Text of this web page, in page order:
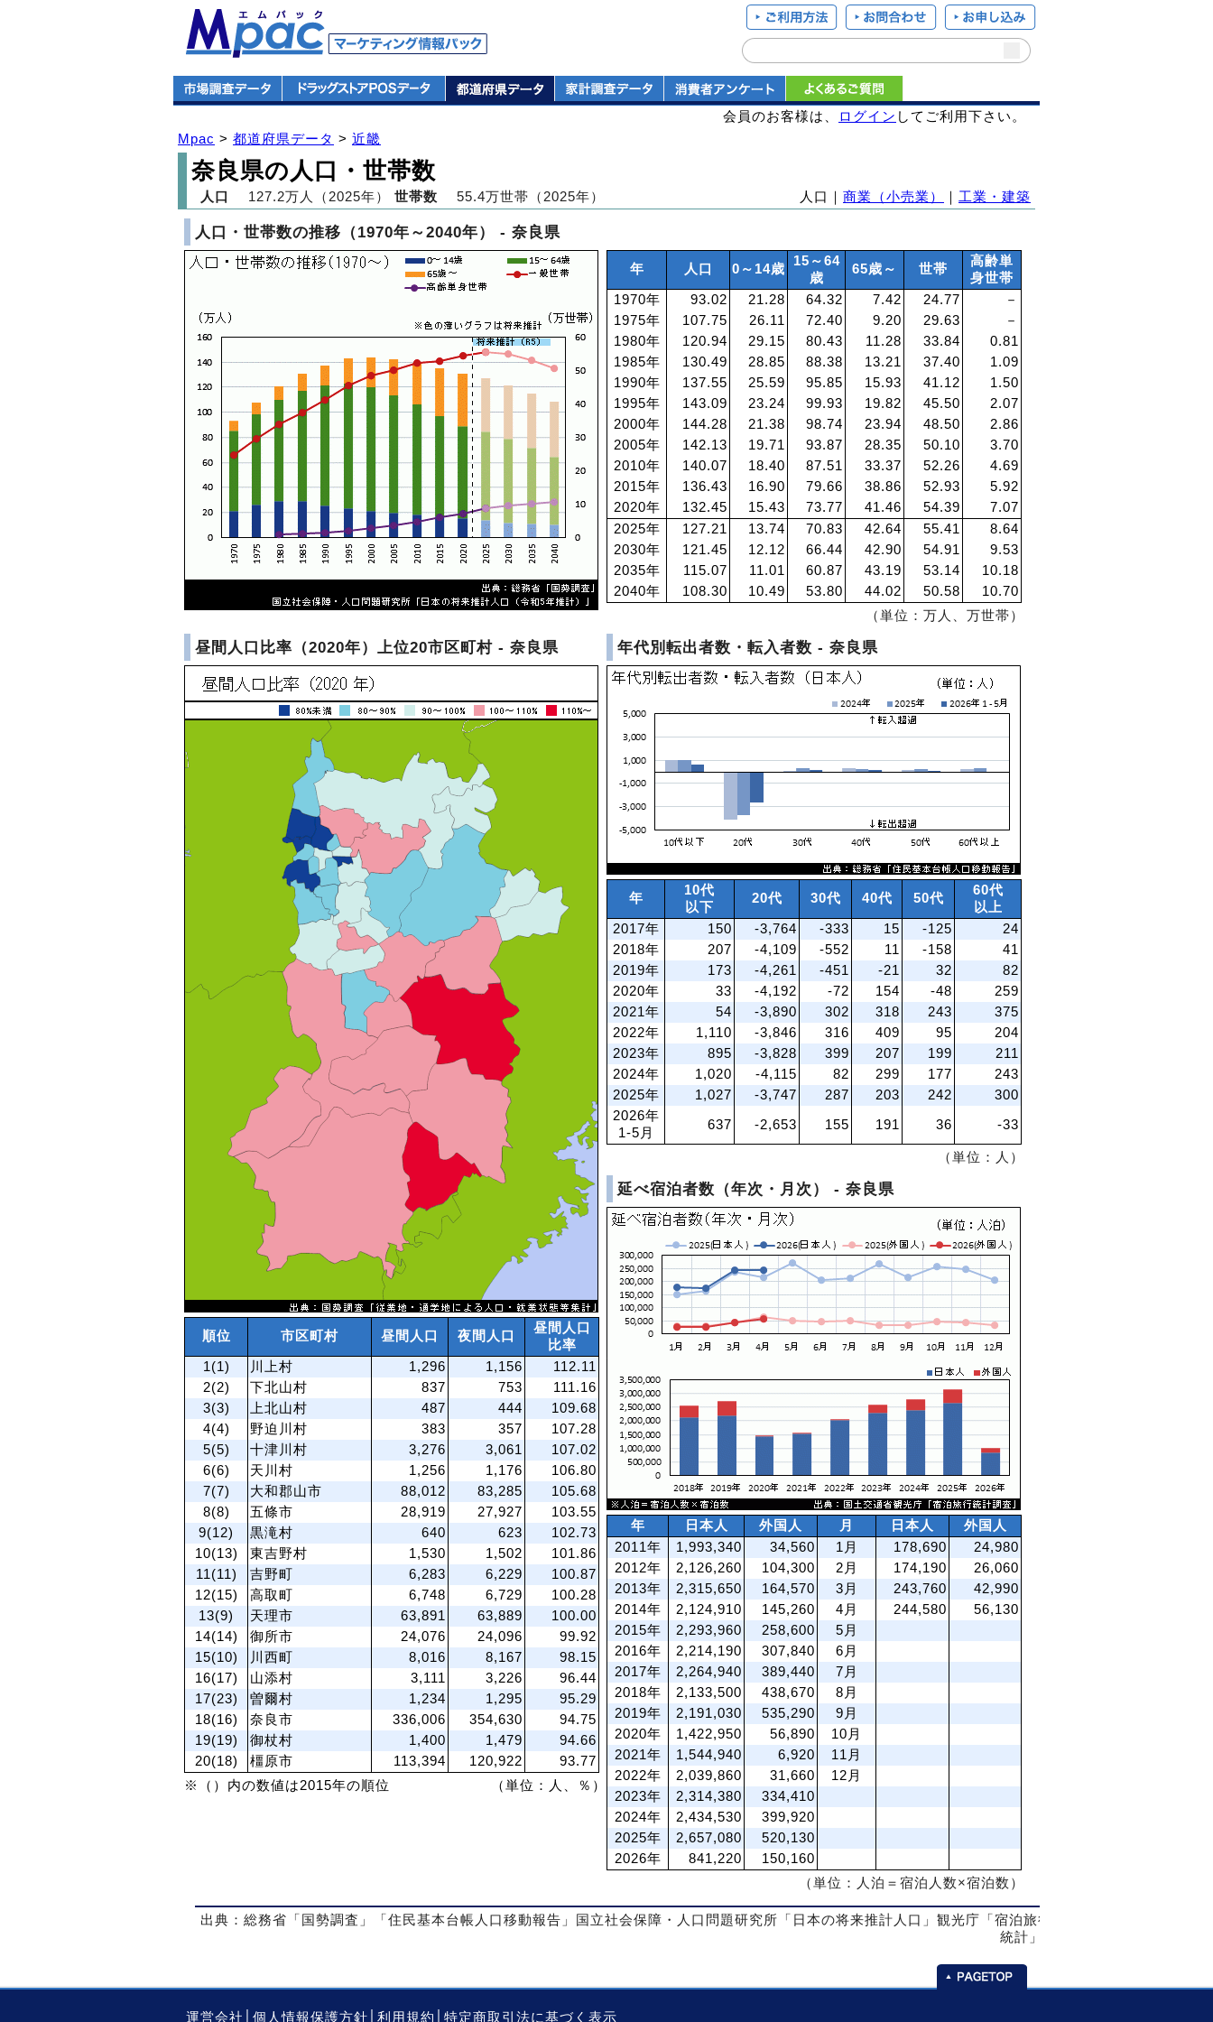
会員のお客様は、 ログイン してご利用下さい。
Mpac > 都道府県データ > 近畿
奈良県の人口・世帯数
人口｜ 商業（小売業） 工業・建築
人口 127.2万人（2025年） 世帯数 55.4万世帯（2025年）
人口・世帯数の推移（1970年～2040年） - 奈良県
年 人口 0～14歳
15～64
歳
65歳～ 世帯
高齢単
身世帯
1970年
93.02 21.28 64.32 7.42 24.77
－
1975年
107.75 26.11 72.40 9.20 29.63
－
1980年
120.94 29.15 80.43 11.28 33.84
0.81
1985年
130.49 28.85 88.38 13.21 37.40
1.09
1990年
137.55 25.59 95.85 15.93 41.12
1.50
1995年
143.09 23.24 99.93 19.82 45.50
2.07
2000年
144.28 21.38 98.74 23.94 48.50
2.86
2005年
142.13 19.71 93.87 28.35 50.10
3.70
2010年
140.07 18.40 87.51 33.37 52.26
4.69
2015年
136.43 16.90 79.66 38.86 52.93
5.92
2020年
132.45 15.43 73.77 41.46 54.39
7.07
2025年
127.21 13.74 70.83 42.64 55.41
8.64
2030年
121.45 12.12 66.44 42.90 54.91
9.53
2035年
115.07 11.01 60.87 43.19 53.14
10.18
2040年
108.30 10.49 53.80 44.02 50.58
10.70
（単位：万人、万世帯）
昼間人口比率（2020年）上位20市区町村 - 奈良県
順位 市区町村 昼間人口 夜間人口
昼間人口
比率
1(1)
川上村 1,296 1,156
112.11
2(2)
下北山村 837 753
111.16
3(3)
上北山村 487 444
109.68
4(4)
野迫川村 383 357
107.28
5(5)
十津川村 3,276 3,061
107.02
6(6)
天川村 1,256 1,176
106.80
7(7)
大和郡山市 88,012 83,285
105.68
8(8)
五條市 28,919 27,927
103.55
9(12)
黒滝村 640 623
102.73
10(13)
東吉野村 1,530 1,502
101.86
11(11)
吉野町 6,283 6,229
100.87
12(15)
高取町 6,748 6,729
100.28
13(9)
天理市 63,891 63,889
100.00
14(14)
御所市 24,076 24,096
99.92
15(10)
川西町 8,016 8,167
98.15
16(17)
山添村 3,111 3,226
96.44
17(23)
曽爾村 1,234 1,295
95.29
18(16)
奈良市 336,006 354,630
94.75
19(19)
御杖村 1,400 1,479
94.66
20(18)
橿原市 113,394 120,922
93.77
※（）内の数値は2015年の順位
（単位：人、％）
年代別転出者数・転入者数 - 奈良県
年
10代
以下
20代 30代 40代 50代
60代
以上
2017年
150 -3,764 -333 15 -125
24
2018年
207 -4,109 -552 11 -158
41
2019年
173 -4,261 -451 -21 32
82
2020年
33 -4,192 -72 154 -48
259
2021年
54 -3,890 302 318 243
375
2022年
1,110 -3,846 316 409 95
204
2023年
895 -3,828 399 207 199
211
2024年
1,020 -4,115 82 299 177
243
2025年
1,027 -3,747 287 203 242
300
2026年
1-5月
637 -2,653 155 191 36 -33
（単位：人）
延べ宿泊者数（年次・月次） - 奈良県
年 日本人 外国人 月 日本人
外国人
2011年
1,993,340 34,560 1月 178,690
24,980
2012年
2,126,260 104,300 2月 174,190
26,060
2013年
2,315,650 164,570 3月 243,760
42,990
2014年
2,124,910 145,260 4月 244,580
56,130
2015年
2,293,960 258,600
5月
2016年
2,214,190 307,840
6月
2017年
2,264,940 389,440
7月
2018年
2,133,500 438,670
8月
2019年
2,191,030 535,290
9月
2020年
1,422,950 56,890
10月
2021年
1,544,940 6,920
11月
2022年
2,039,860 31,660
12月
2023年
2,314,380
334,410
2024年
2,434,530
399,920
2025年
2,657,080
520,130
2026年
841,220
150,160
（単位：人泊＝宿泊人数×宿泊数）
出典：総務省「国勢調査」「住民基本台帳人口移動報告」国立社会保障・人口問題研究所「日本の将来推計人口」観光庁「宿泊旅行
統計」
運営会社 個人情報保護方針 利用規約 特定商取引法に基づく表示